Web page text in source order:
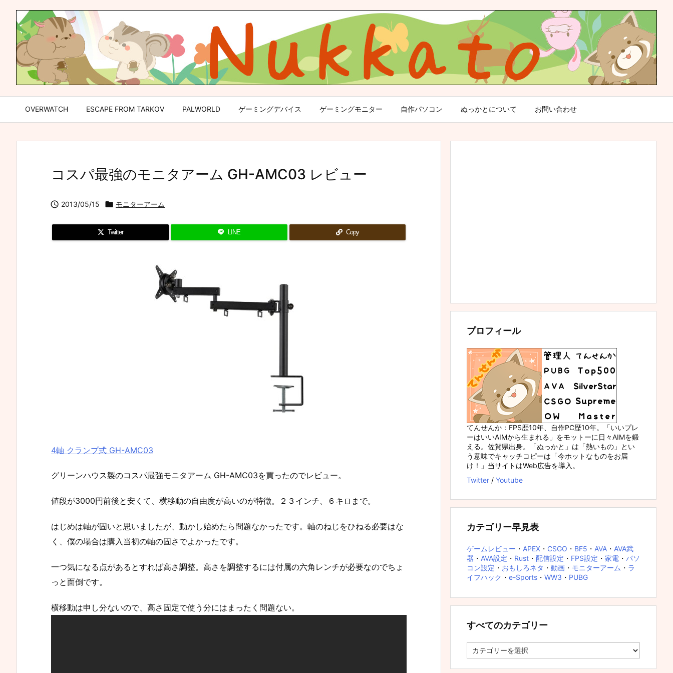
OVERWATCH ESCAPE FROM TARKOV PALWORLD ゲーミングデバイス ゲーミングモニター 自作パソコン ぬっかとについて お問い合わせ
コスパ最強のモニタアーム GH-AMC03 レビュー
 2013/05/15  モニターアーム
Twitter LINE Copy
4軸 クランプ式 GH-AMC03
グリーンハウス製のコスパ最強モニタアーム GH-AMC03を買ったのでレビュー。
値段が3000円前後と安くて、横移動の自由度が高いのが特徴。２３インチ、６キロまで。
はじめは軸が固いと思いましたが、動かし始めたら問題なかったです。軸のねじをひねる必要はな
く、僕の場合は購入当初の軸の固さでよかったです。
一つ気になる点があるとすれば高さ調整。高さを調整するには付属の六角レンチが必要なのでちょ
っと面倒です。
横移動は申し分ないので、高さ固定で使う分にはまったく問題ない。
プロフィール
てんせんか：FPS歴10年、自作PC歴10年。「いいプレ
ーはいいAIMから生まれる」をモットーに日々AIMを鍛
える。佐賀県出身。「ぬっかと」は「熱いもの」とい
う意味でキャッチコピーは「今ホットなものをお届
け！」当サイトはWeb広告を導入。
Twitter / Youtube
カテゴリー早見表
ゲームレビュー ・ APEX ・ CSGO ・ BF5 ・ AVA ・ AVA武
器 ・ AVA設定 ・ Rust ・ 配信設定 ・ FPS設定 ・ 家電 ・ パソ
コン設定 ・ おもしろネタ ・ 動画 ・ モニターアーム ・ ラ
イフハック ・ e-Sports ・ WW3 ・ PUBG
すべてのカテゴリー
べ